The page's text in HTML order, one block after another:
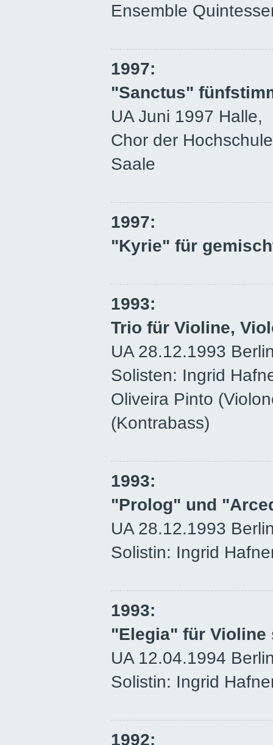
Ensemble
1997:
"Sanctus"
UA Juni 1997 Halle,
Chor der
Saale
1997:
"Kyrie" für
1993:
Trio für Violine,
UA 28.12.1993
Solisten: Ingrid
Oliveira Pinto
(Kontrabass)
1993:
"Prolog" und
UA 28.12.1993
Solistin: Ingrid
1993:
"Elegia" für Violine
UA 12.04.1994
Solistin: Ingrid
1992: